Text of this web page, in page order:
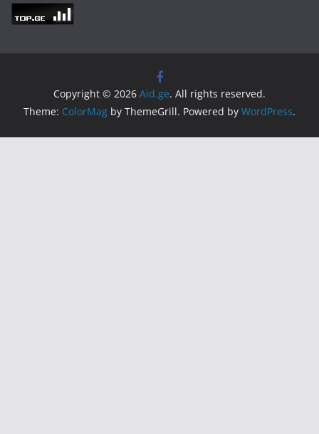
Copyright © 2026 Aid.ge. All rights reserved.
Theme: ColorMag by ThemeGrill. Powered by WordPress.